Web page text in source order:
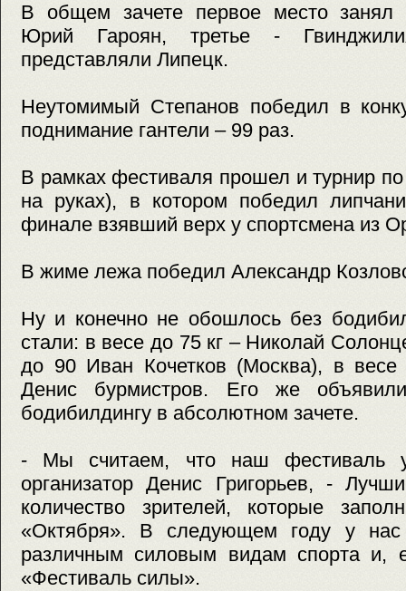
В общем зачете первое место занял
Юрий Гароян, третье -
представляли Липецк.
Неутомимый Степанов победил в
поднимание гантели – 99 раз.
В рамках фестиваля прошел и турнир
на руках), в котором победил
финале взявший верх у спортсмена из
В жиме лежа победил Александр
Ну и конечно не обошлось без
стали: в весе до 75 кг – Николай
до 90 Иван Кочетков (Москва), в
Денис бурмистров. Его же
бодибилдингу в абсолютном зачете.
- Мы считаем, что наш фестиваль
организатор Денис Григорьев, -
количество зрителей, которые
«Октября». В следующем году у нас
различным силовым видам спорта и,
«Фестиваль силы».